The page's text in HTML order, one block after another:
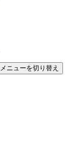
メニューを切り替え